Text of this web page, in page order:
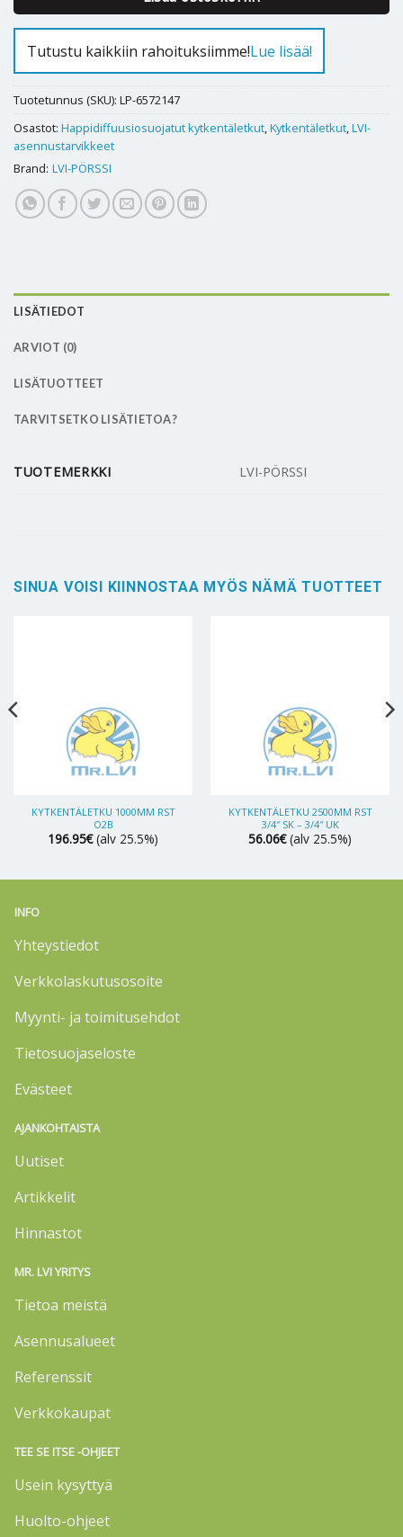
Tutustu kaikkiin rahoituksiimme!Lue lisää!
Tuotetunnus (SKU): LP-6572147
Osastot: Happidiffuusiosuojatut kytkentäletkut,Kytkentäletkut,LVI-
asennustarvikkeet
Brand: LVI-PÖRSSI
LISÄTIEDOT
ARVIOT (0)
LISÄTUOTTEET
TARVITSETKO LISÄTIETOA?
TUOTEMERKKI LVI-PÖRSSI
SINUA VOISI KIINNOSTAA MYÖS NÄMÄ TUOTTEET
KYTKENTÄLETKU 1000MM RST
O2B
196.95€ (alv 25.5%)
KYTKENTÄLETKU 2500MM RST
3/4″ SK – 3/4″ UK
56.06€ (alv 25.5%)
INFO
Yhteystiedot
Verkkolaskutusosoite
Myynti- ja toimitusehdot
Tietosuojaseloste
Evästeet
AJANKOHTAISTA
Uutiset
Artikkelit
Hinnastot
MR. LVI YRITYS
Tietoa meistä
Asennusalueet
Referenssit
Verkkokaupat
TEE SE ITSE -OHJEET
Usein kysyttyä
Huolto-ohjeet